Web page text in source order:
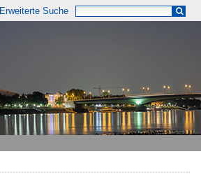
Erweiterte Suche